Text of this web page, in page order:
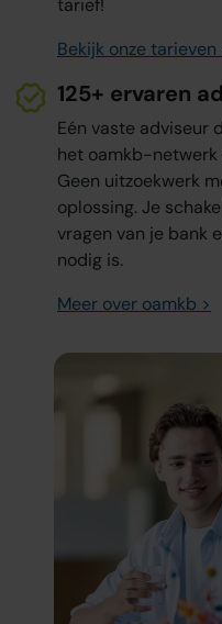
tarief!
Bekijk onze tarieven
125+ ervaren
Eén vaste adviseur
het oamkb-netwerk
Geen uitzoekwerk
oplossing. Je
vragen van je bank
nodig is.
Meer over oamkb >